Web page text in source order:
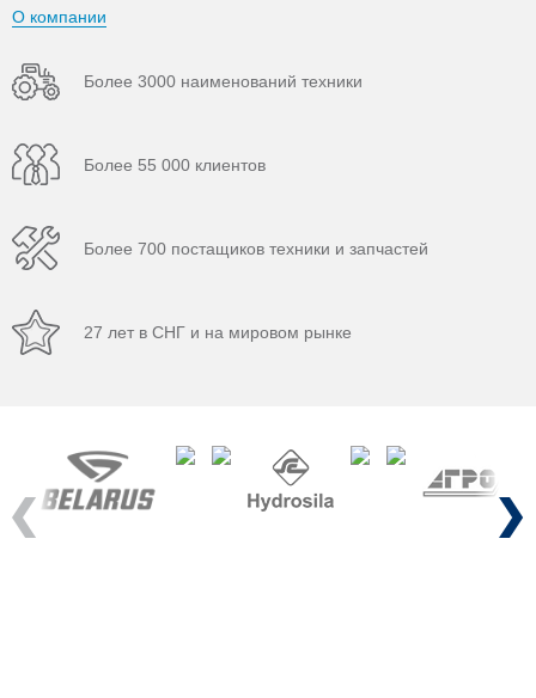
О компании
Более 3000 наименований техники
Более 55 000 клиентов
Более 700 постащиков техники и запчастей
27 лет в СНГ и на мировом рынке
Previous Next